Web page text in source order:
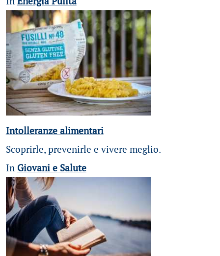
Intolleranze alimentari
Scoprirle, prevenirle e vivere meglio.
In Giovani e Salute